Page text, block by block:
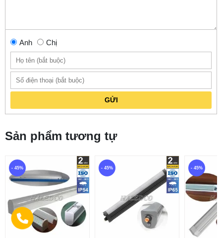
Anh Chị
GỬI
Sản phẩm tương tự
- 45% - 45% - 45%